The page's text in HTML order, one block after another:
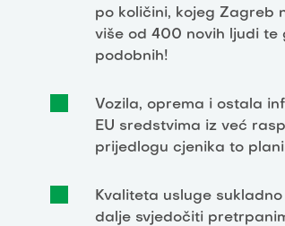
po količini, kojeg Zagreb
više od 400 novih ljudi te
podobnih!
Vozila, oprema i ostala
EU sredstvima iz već
prijedlogu cjenika to
Kvaliteta usluge
dalje svjedočiti